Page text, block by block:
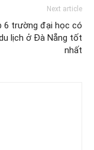
Next article
6 trường đại học có
lịch ở Đà Nẵng tốt
nhất